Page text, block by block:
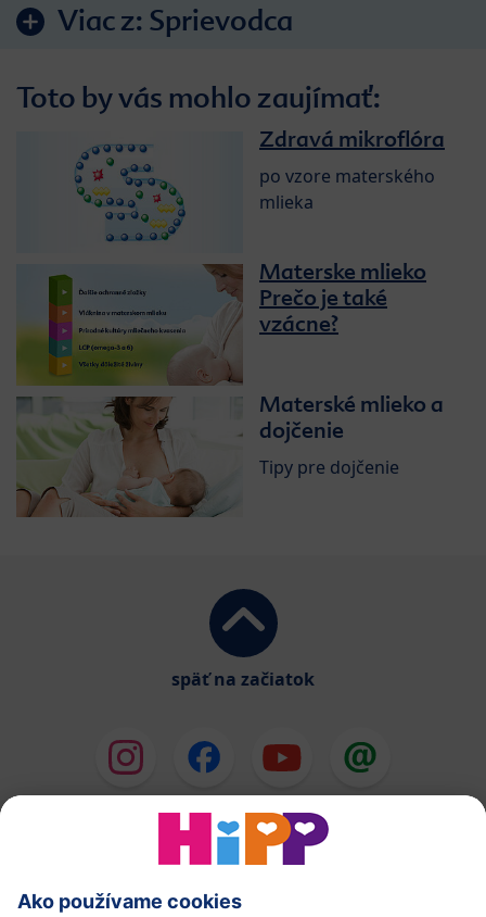
Viac z: Sprievodca
Toto by vás mohlo zaujímať:
Zdravá mikroflóra
po vzore materského
mlieka
Materske mlieko
Prečo je také
vzácne?
Materské mlieko a
dojčenie
Tipy pre dojčenie
späť na začiatok
HiPP Mlieka
HiPP Príkrmy